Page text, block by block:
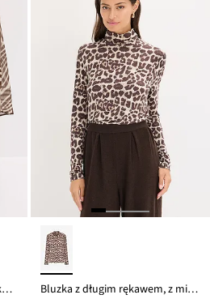
Spodnie z gumką w talii z wiskozy Bluzka z długim rękawem, z miękkiej mieszanki wiskozy